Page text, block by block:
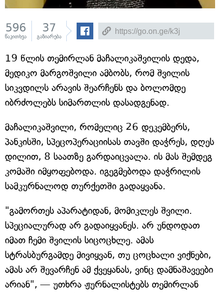
596
წაკითხვა
37
გაზიარება
19 წლის თემირლან მაჩალიკაშვილის დედა,
მედიკო მარგოშვილი ამბობს, რომ შვილის
სიკვდილს არავის შეარჩენს და ბოლომდე
იბრძოლებს სიმართლის დასადგენად.
მაჩალიკაშვილი, რომელიც 26 დეკემბერს,
პანკისში, სპეცოპერაციისას თავში დაჭრეს, დღეს
დილით, 8 საათზე გარდაიცვალა. ის მას შემდეგ
კომაში იმყოფებოდა. იგეგმებოდა დაჭრილის
სამკურნალოდ თურქეთში გადაყვანა.
"გამორთეს აპარატიდან, მომიკლეს შვილი.
სპეციალურად არ გადაიყვანეს. არ უნდოდათ
იმათ ჩემი შვილის სიცოცხლე. ამას
სტრასბურგამდე მივიყვან, თუ ცოცხალი ვიქნები,
ამას არ შევარჩენ ამ ქვეყანას, ვინც დამნაშავეები
არიან", — უთხრა ჟურნალისტებს თემირლან